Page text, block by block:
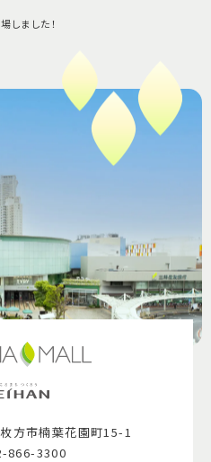
しました！
方市楠葉花園町15-1
866-3300